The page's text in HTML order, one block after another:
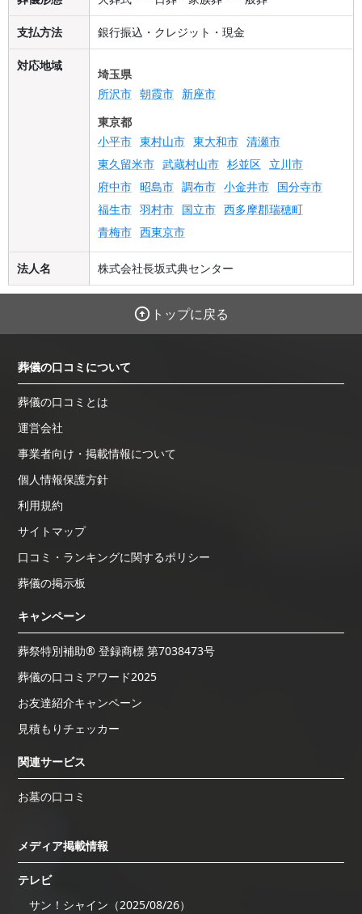
支払方法 銀行振込・クレジット・現金
対応地域
埼玉県
所沢市 朝霞市 新座市
東京都
小平市 東村山市 東大和市 清瀬市
東久留米市 武蔵村山市 杉並区 立川市
府中市 昭島市 調布市 小金井市 国分寺市
福生市 羽村市 国立市 西多摩郡瑞穂町
青梅市 西東京市
法人名 株式会社長坂式典センター
トップに戻る
葬儀の口コミについて
葬儀の口コミとは
運営会社
事業者向け・掲載情報について
個人情報保護方針
利用規約
サイトマップ
口コミ・ランキングに関するポリシー
葬儀の掲示板
キャンペーン
葬祭特別補助® 登録商標 第7038473号
葬儀の口コミアワード2025
お友達紹介キャンペーン
見積もりチェッカー
関連サービス
お墓の口コミ
メディア掲載情報
テレビ
サン！シャイン（2025/08/26）